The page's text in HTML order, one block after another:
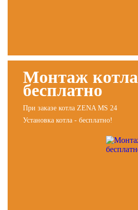
Монтаж котла
бесплатно
При заказе котла ZENA MS 24
Установка котла - бесплатно!